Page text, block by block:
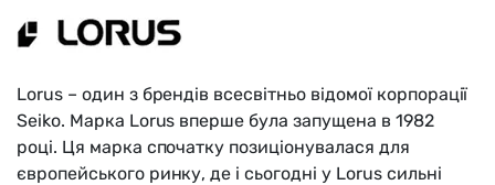
Lorus – один з брендів всесвітньо відомої корпорації
Seiko. Марка Lorus вперше була запущена в 1982
році. Ця марка спочатку позиціонувалася для
європейського ринку, де і сьогодні у Lorus сильні
for: